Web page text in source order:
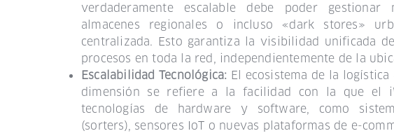
verdaderamente escalable debe poder
almacenes regionales o incluso «dark stores»
centralizada. Esto garantiza la visibilidad unificada
procesos en toda la red, independientemente de la
Escalabilidad Tecnológica: El ecosistema de la
dimensión se refiere a la facilidad con la que el
tecnologías de hardware y software, como
(sorters), sensores IoT o nuevas plataformas de e-